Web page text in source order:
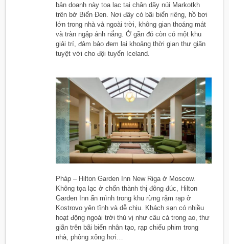
bản doanh này tọa lạc tại chân dãy núi Markotkh
trên bờ Biển Đen. Nơi đây có bãi biển riêng, hồ bơi
lớn trong nhà và ngoài trời, không gian thoáng mát
và tràn ngập ánh nắng. Ở gần đó còn có một khu
giải trí, đảm bảo đem lại khoảng thời gian thư giãn
tuyệt vời cho đội tuyển Iceland.
Pháp – Hilton Garden Inn New Riga ở Moscow.
Không tọa lạc ở chốn thành thị đông đúc, Hilton
Garden Inn ẩn mình trong khu rừng rậm rạp ở
Kostrovo yên tĩnh và dễ chịu. Khách sạn có nhiều
hoạt động ngoài trời thú vị như câu cá trong ao, thư
giãn trên bãi biển nhân tạo, rạp chiếu phim trong
nhà, phòng xông hơi…